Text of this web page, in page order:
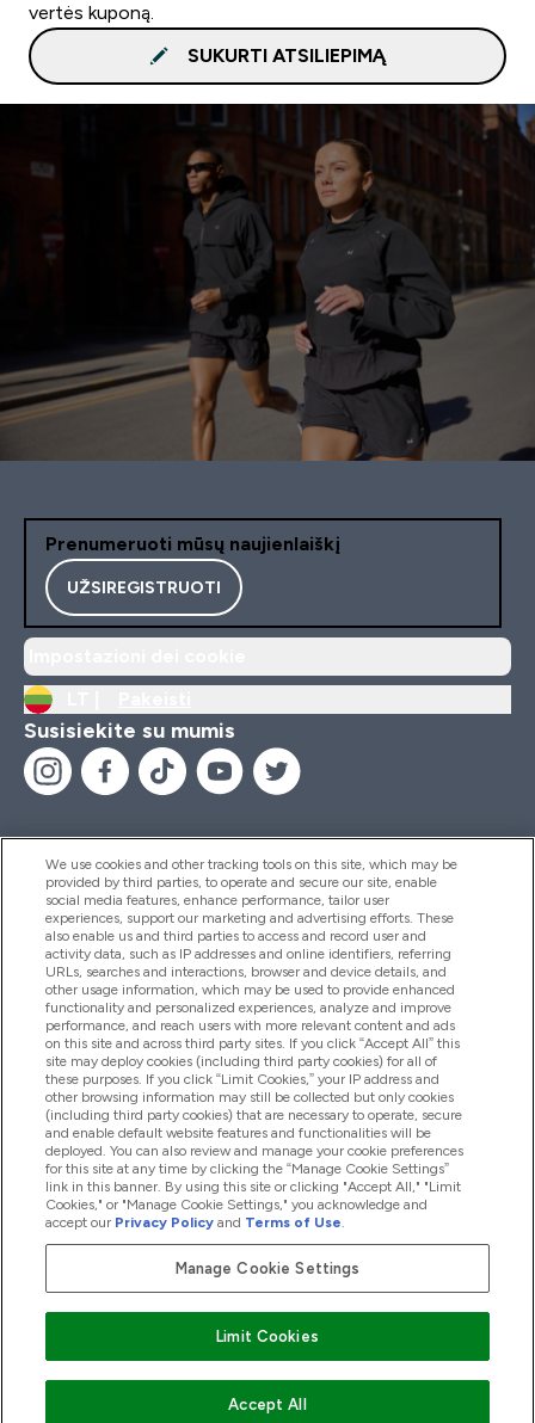
vertės kuponą.
SUKURTI ATSILIEPIMĄ
Prenumeruoti mūsų naujienlaiškį
UŽSIREGISTRUOTI
Susisiekite su mumis
Pagalba Ir Informacija
Produktai
Informacija Apie Kompaniją
Lojalumas Ir Atlygis
2026 The Hut.com Ltd
We use cookies and other tracking tools on this site, which may be
provided by third parties, to operate and secure our site, enable
social media features, enhance performance, tailor user
experiences, support our marketing and advertising efforts. These
also enable us and third parties to access and record user and
activity data, such as IP addresses and online identifiers, referring
URLs, searches and interactions, browser and device details, and
other usage information, which may be used to provide enhanced
functionality and personalized experiences, analyze and improve
performance, and reach users with more relevant content and ads
on this site and across third party sites. If you click “Accept All” this
site may deploy cookies (including third party cookies) for all of
these purposes. If you click “Limit Cookies,” your IP address and
other browsing information may still be collected but only cookies
(including third party cookies) that are necessary to operate, secure
and enable default website features and functionalities will be
deployed. You can also review and manage your cookie preferences
for this site at any time by clicking the “Manage Cookie Settings”
link in this banner. By using this site or clicking "Accept All," "Limit
Cookies," or "Manage Cookie Settings," you acknowledge and
accept our Privacy Policy and Terms of Use.
Manage Cookie Settings
Limit Cookies
Accept All